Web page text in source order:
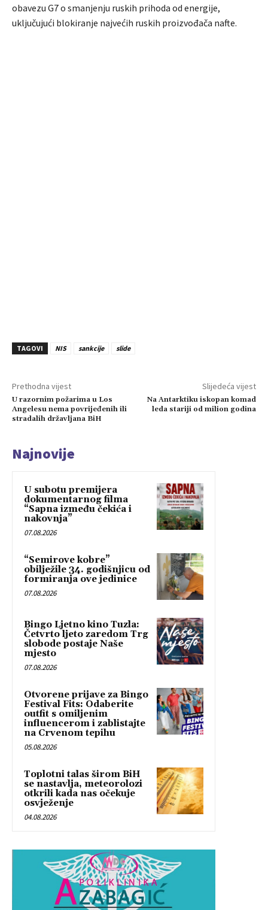
obavezu G7 o smanjenju ruskih prihoda od energije,
uključujući blokiranje najvećih ruskih proizvođača nafte.
TAGOVI NIS sankcije slide
Prethodna vijest
U razornim požarima u Los
Angelesu nema povrijeđenih ili
stradalih državljana BiH
Slijedeća vijest
Na Antarktiku iskopan komad
leda stariji od milion godina
Najnovije
U subotu premijera
dokumentarnog filma
“Sapna između čekića i
nakovnja”
07.08.2026
“Semirove kobre”
obilježile 34. godišnjicu od
formiranja ove jedinice
07.08.2026
Bingo Ljetno kino Tuzla:
Četvrto ljeto zaredom Trg
slobode postaje Naše
mjesto
07.08.2026
Otvorene prijave za Bingo
Festival Fits: Odaberite
outfit s omiljenim
influencerom i zablistajte
na Crvenom tepihu
05.08.2026
Toplotni talas širom BiH
se nastavlja, meteorolozi
otkrili kada nas očekuje
osvježenje
04.08.2026